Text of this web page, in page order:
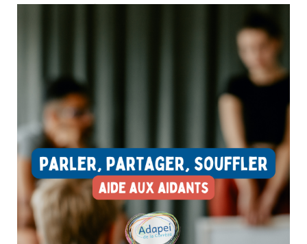
Une parenthèse gourmande qui fait du bien
permis de partager un moment à la fois convivial,
sensoriel et plein de découvertes.Échanger, goûter,
découvrir… Autant de moments simples qui créent du
lien et permettent de vivre des expériences différentes,...